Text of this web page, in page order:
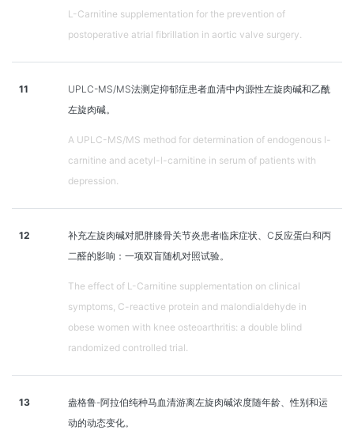
L-Carnitine supplementation for the prevention of
postoperative atrial fibrillation in aortic valve surgery.
11
UPLC-MS/MS法测定抑郁症患者血清中内源性左旋肉碱和乙酰
左旋肉碱。
A UPLC-MS/MS method for determination of endogenous l-
carnitine and acetyl-l-carnitine in serum of patients with
depression.
12
补充左旋肉碱对肥胖膝骨关节炎患者临床症状、C反应蛋白和丙
二醛的影响：一项双盲随机对照试验。
The effect of L-Carnitine supplementation on clinical
symptoms, C-reactive protein and malondialdehyde in
obese women with knee osteoarthritis: a double blind
randomized controlled trial.
13
盎格鲁-阿拉伯纯种马血清游离左旋肉碱浓度随年龄、性别和运
动的动态变化。